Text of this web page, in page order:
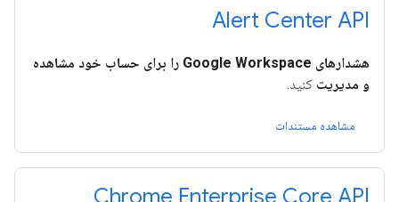
Alert Center API
هشدارهای Google Workspace را برای حساب خود مشاهده
و مدیریت کنید.
مشاهده مستندات
Chrome Enterprise Core API